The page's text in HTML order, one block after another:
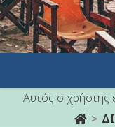
Αυτός ο χρήστης
>